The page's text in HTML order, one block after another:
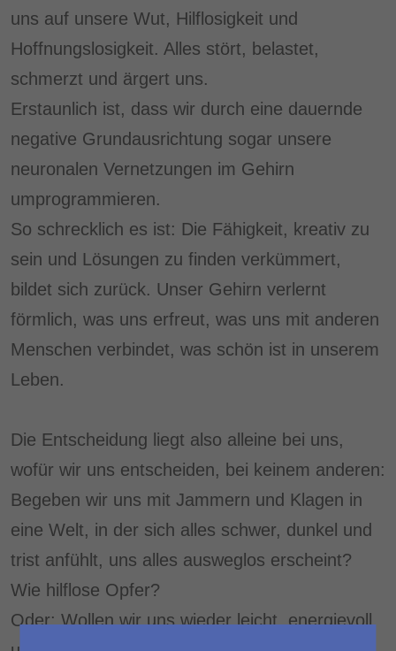
uns auf unsere Wut, Hilflosigkeit und
Hoffnungslosigkeit. Alles stört, belastet,
schmerzt und ärgert uns.
Erstaunlich ist, dass wir durch eine dauernde
negative Grundausrichtung sogar unsere
neuronalen Vernetzungen im Gehirn
umprogrammieren.
So schrecklich es ist: Die Fähigkeit, kreativ zu
sein und Lösungen zu finden verkümmert,
bildet sich zurück. Unser Gehirn verlernt
förmlich, was uns erfreut, was uns mit anderen
Menschen verbindet, was schön ist in unserem
Leben.
Die Entscheidung liegt also alleine bei uns,
wofür wir uns entscheiden, bei keinem anderen:
Begeben wir uns mit Jammern und Klagen in
eine Welt, in der sich alles schwer, dunkel und
trist anfühlt, uns alles ausweglos erscheint?
Wie hilflose Opfer?
Oder: Wollen wir uns wieder leicht, energievoll